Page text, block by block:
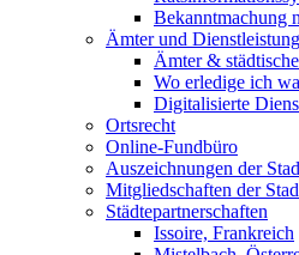
Bekanntmachung
Ämter und
Ämter &
Wo erledige ich
Digitalisierte
Ortsrecht
Online-Fundbüro
Auszeichnungen der
Mitgliedschaften der
Städtepartnerschaften
Issoire, Frankreich